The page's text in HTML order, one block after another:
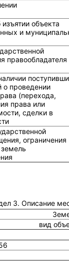
объекта
и
правообладателя
о проведении
(перехода,
права или
сделки в
ограничения
3. Описание
вид